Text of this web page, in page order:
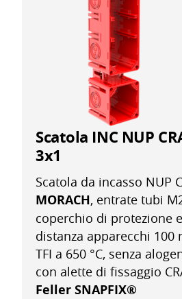
Scatola INC NUP
3x1
Scatola da incasso NUP
MORACH, entrate tubi
coperchio di protezione
distanza apparecchi 100
TFI a 650 °C, senza
con alette di fissaggio
Feller SNAPFIX®